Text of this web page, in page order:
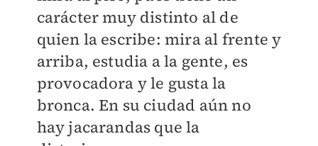
carácter muy distinto al de
quien la escribe: mira al frente y
arriba, estudia a la gente, es
provocadora y le gusta la
bronca. En su ciudad aún no
hay jacarandas que la